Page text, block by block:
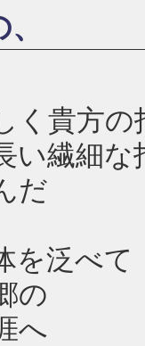
く貴方
い繊細な
だ
を泛べて
の
へ